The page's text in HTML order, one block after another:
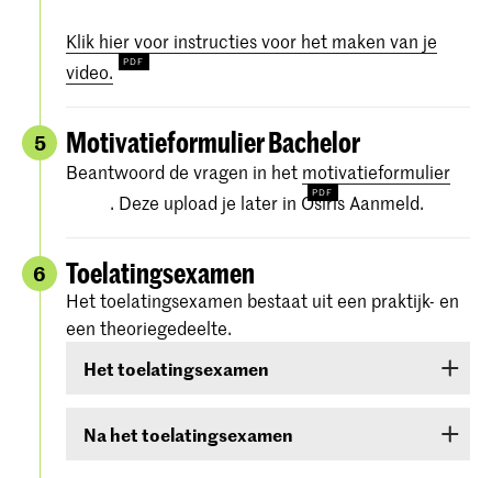
Klik hier voor instructies voor het maken van je
video.
5 Motivatieformulier Bachelor
Beantwoord de vragen in het motivatieformulier
. Deze upload je later in Osiris Aanmeld.
6 Toelatingsexamen
Het toelatingsexamen bestaat uit een praktijk- en
een theoriegedeelte.
Het toelatingsexamen
Na het toelatingsexamen